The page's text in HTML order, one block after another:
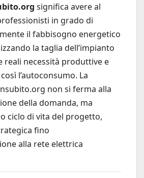
significa avere al
in grado di
il fabbisogno energetico
la taglia dell’impianto
reali necessità produttive e
l’autoconsumo. La
non si ferma alla
della domanda, ma
ciclo di vita del progetto,
fino
alla rete elettrica